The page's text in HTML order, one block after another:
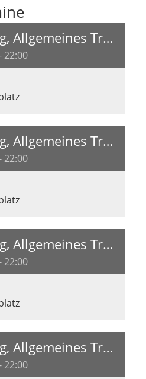
Sommertraining, Allgemeines Training
22:00
Sommertraining, Allgemeines Training
22:00
Sommertraining, Allgemeines Training
22:00
Sommertraining, Allgemeines Training
22:00